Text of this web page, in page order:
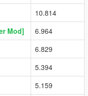
10.814
Mod]
6.964
6.829
5.394
5.159